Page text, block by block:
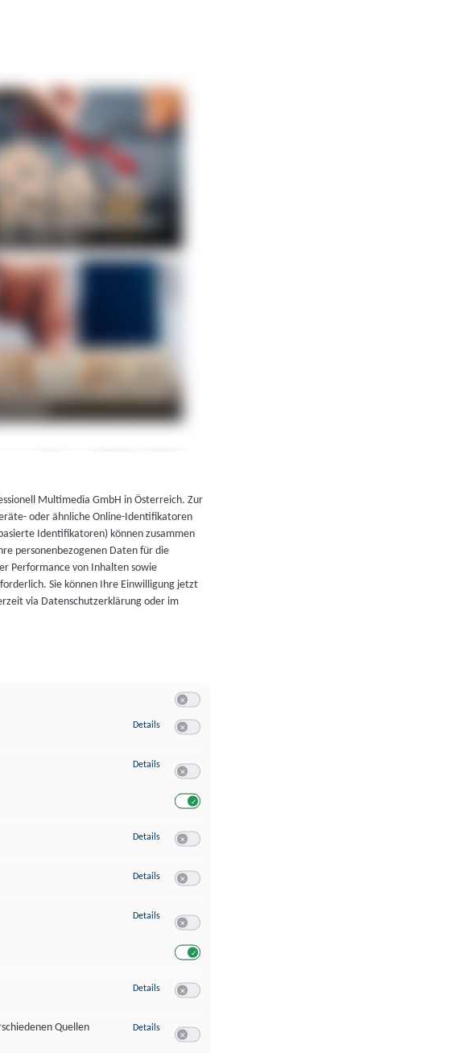
Multimedia GmbH in Österreich. Zur
oder ähnliche Online-Identifikatoren
Identifikatoren) können zusammen
personenbezogenen Daten für die
Performance von Inhalten sowie
Sie können Ihre Einwilligung jetzt
via Datenschutzerklärung oder im
Details zu Speichern von oder Zugriff auf Informationen auf einem Endgerät
Details zu Verwendung reduzierter Daten zur Auswahl von Werbeanzeigen
Details zu Erstellung von Profilen für personalisierte Werbung
Details zu Verwendung von Profilen zur Auswahl personalisierter Werbung
Details zu Messung der Werbeleistung
Details zu Messung der Performance von Inhalten
Quellen
Details zu Analyse von Zielgruppen durch Statistiken oder Kombinationen von